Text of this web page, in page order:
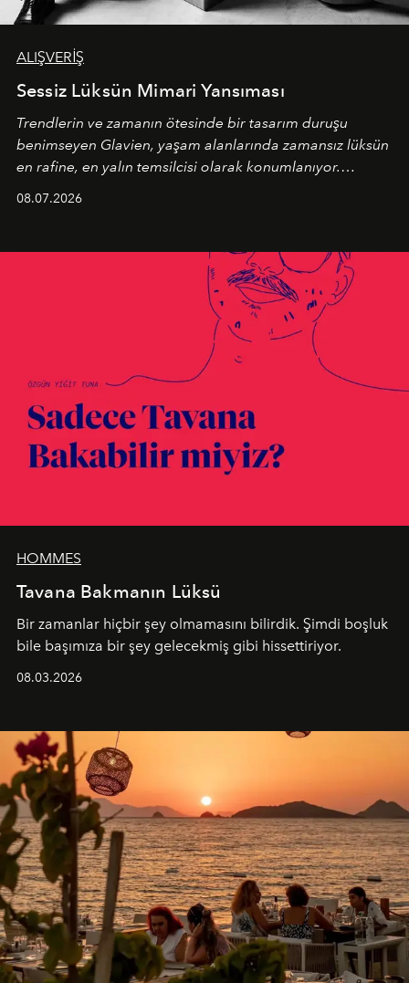
ALIŞVERİŞ
Sessiz Lüksün Mimari Yansıması
Trendlerin ve zamanın ötesinde bir tasarım duruşu
benimseyen Glavien, yaşam alanlarında zamansız lüksün
en rafine, en yalın temsilcisi olarak konumlanıyor.
08.07.2026
HOMMES
Tavana Bakmanın Lüksü
Bir zamanlar hiçbir şey olmamasını bilirdik. Şimdi boşluk
bile başımıza bir şey gelecekmiş gibi hissettiriyor.
08.03.2026